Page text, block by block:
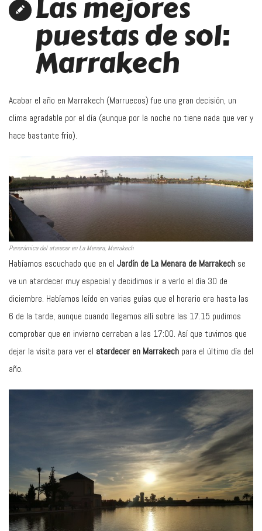
puestas de sol:
Marrakech
Acabar el año en Marrakech (Marruecos) fue una gran decisión, un
clima agradable por el día (aunque por la noche no tiene nada que ver y
hace bastante frio).
Panorámica del atarecer en La Menara, Marrakech
Habíamos escuchado que en el Jardín de La Menara de Marrakech se
ve un atardecer muy especial y decidimos ir a verlo el día 30 de
diciembre. Habíamos leído en varias guías que el horario era hasta las
6 de la tarde, aunque cuando llegamos allí sobre las 17.15 pudimos
comprobar que en invierno cerraban a las 17:00. Así que tuvimos que
dejar la visita para ver el atardecer en Marrakech para el último día del
año.